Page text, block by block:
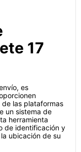
17
es
las plataformas
un sistema de
herramienta
de identificación y
ubicación de su